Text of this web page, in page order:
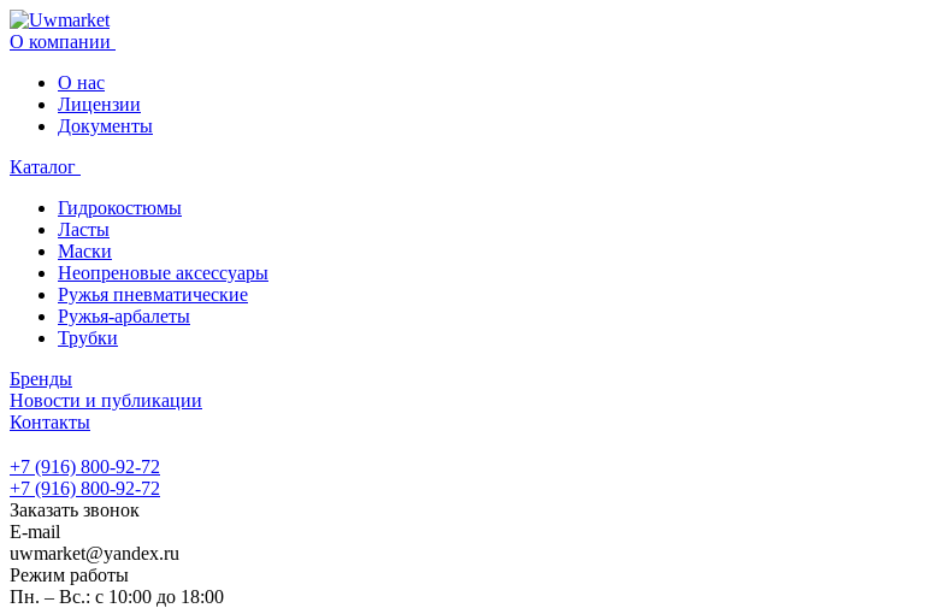
О компании
О нас
Лицензии
Документы
Каталог
Гидрокостюмы
Ласты
Маски
Неопреновые аксессуары
Ружья пневматические
Ружья-арбалеты
Трубки
Бренды
Новости и публикации
Контакты
+7 (916) 800-92-72
+7 (916) 800-92-72
Заказать звонок
E-mail
uwmarket@yandex.ru
Режим работы
Пн. – Вс.: с 10:00 до 18:00